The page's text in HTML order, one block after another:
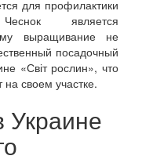
для профилактики
является
выращивание не
посадочный
«Світ рослин», что
своем участке.
Украине